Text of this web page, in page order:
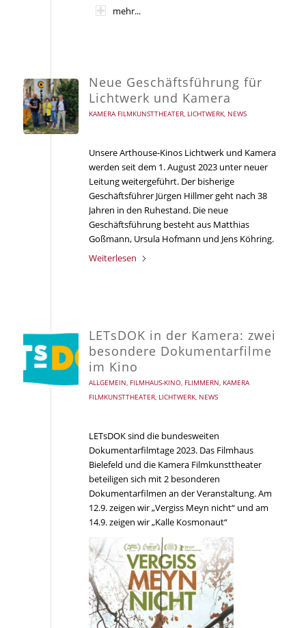
mehr...
Neue Geschäftsführung für
Lichtwerk und Kamera
KAMERA FILMKUNSTTHEATER, LICHTWERK, NEWS
Unsere Arthouse-Kinos Lichtwerk und Kamera
werden seit dem 1. August 2023 unter neuer
Leitung weitergeführt. Der bisherige
Geschäftsführer Jürgen Hillmer geht nach 38
Jahren in den Ruhestand. Die neue
Geschäftsführung besteht aus Matthias
Goßmann, Ursula Hofmann und Jens Köhring.
Weiterlesen
LETsDOK in der Kamera: zwei
besondere Dokumentarfilme
im Kino
ALLGEMEIN, FILMHAUS-KINO, FLIMMERN, KAMERA
FILMKUNSTTHEATER, LICHTWERK, NEWS
LETsDOK sind die bundesweiten
Dokumentarfilmtage 2023. Das Filmhaus
Bielefeld und die Kamera Filmkunsttheater
beteiligen sich mit 2 besonderen
Dokumentarfilmen an der Veranstaltung. Am
12.9. zeigen wir „Vergiss Meyn nicht“ und am
14.9. zeigen wir „Kalle Kosmonaut“